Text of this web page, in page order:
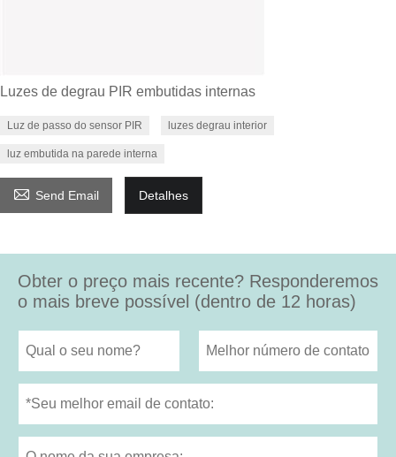
Luzes de degrau PIR embutidas internas
Luz de passo do sensor PIR luzes degrau interior
luz embutida na parede interna
 Send Email Detalhes
Obter o preço mais recente? Responderemos
o mais breve possível (dentro de 12 horas)